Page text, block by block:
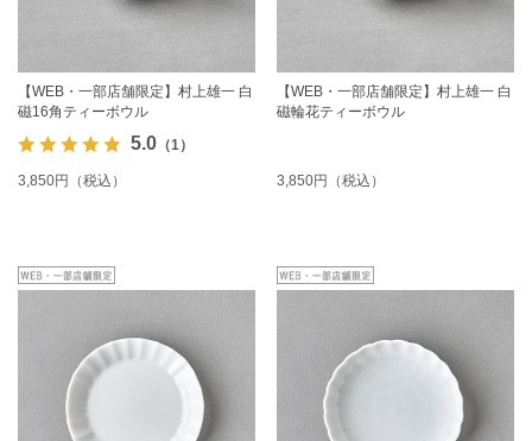
【WEB・一部店舗限定】村上雄一 白
磁16角ティーボウル
5.0（1）
3,850円（税込）
【WEB・一部店舗限定】村上雄一 白
磁輪花ティーボウル
3,850円（税込）